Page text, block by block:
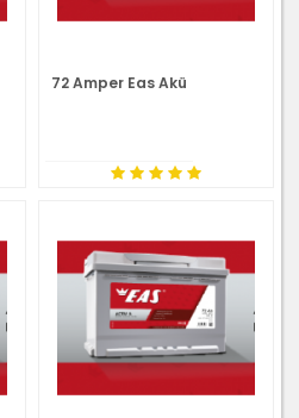
72 Amper Eas Akü